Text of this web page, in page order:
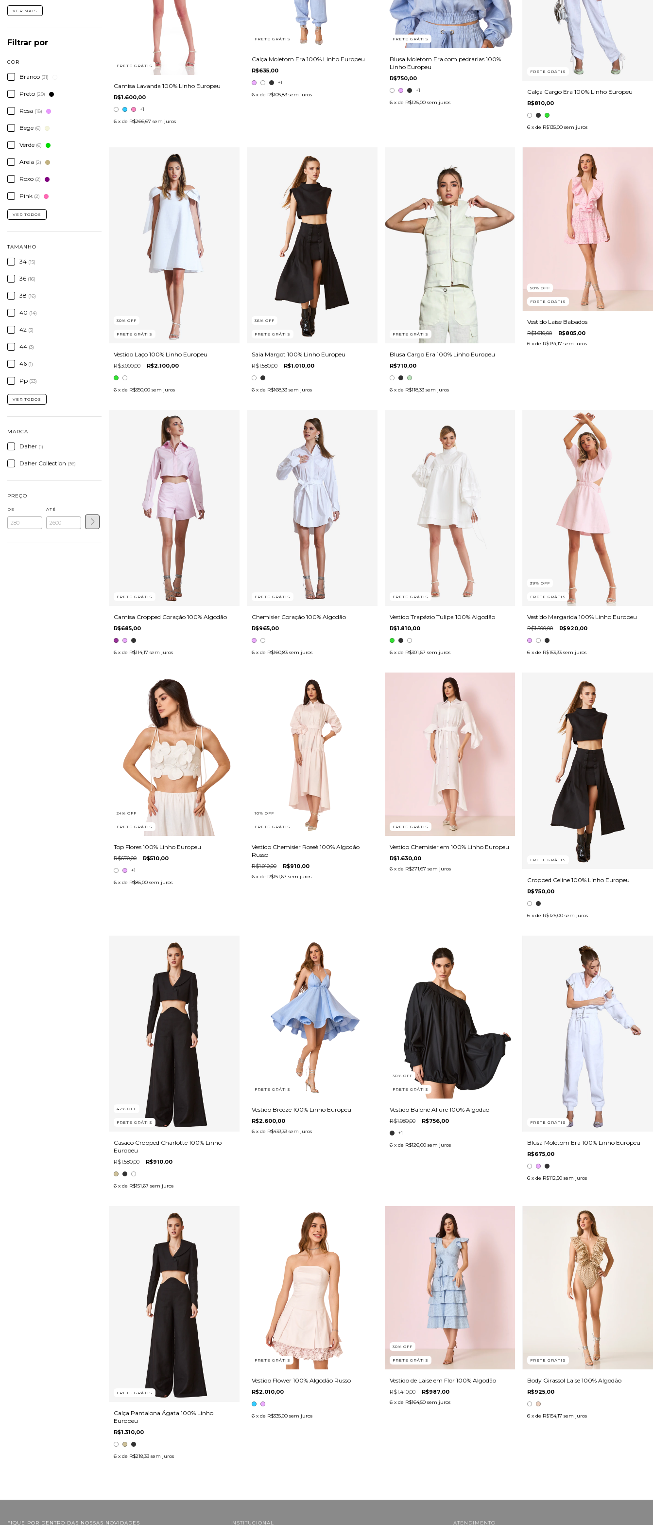
VER MAIS
Filtrar por
COR
Branco (31)
Preto (29)
Rosa (18)
Bege (6)
Verde (6)
Areia (2)
Roxo (2)
Pink (2)
VER TODOS
TAMANHO
34 (15)
36 (16)
38 (16)
40 (14)
42 (3)
44 (3)
46 (1)
Pp (33)
VER TODOS
MARCA
Daher (1)
Daher Collection (36)
PREÇO
DE ATÉ
FRETE GRÁTIS
Camisa Lavanda 100% Linho Europeu
R$1.600,00
+1
6 x de R$266,67 sem juros
FRETE GRÁTIS
Calça Moletom Era 100% Linho Europeu
R$635,00
+1
6 x de R$105,83 sem juros
FRETE GRÁTIS
Blusa Moletom Era com pedrarias 100%
Linho Europeu
R$750,00
+1
6 x de R$125,00 sem juros
FRETE GRÁTIS
Calça Cargo Era 100% Linho Europeu
R$810,00
6 x de R$135,00 sem juros
30% OFF
FRETE GRÁTIS
Vestido Laço 100% Linho Europeu
R$3.000,00 R$2.100,00
6 x de R$350,00 sem juros
36% OFF
FRETE GRÁTIS
Saia Margot 100% Linho Europeu
R$1.580,00 R$1.010,00
6 x de R$168,33 sem juros
FRETE GRÁTIS
Blusa Cargo Era 100% Linho Europeu
R$710,00
6 x de R$118,33 sem juros
50%OFF
FRETE GRÁTIS
Vestido Laise Babados
R$1.610,00 R$805,00
6 x de R$134,17 sem juros
FRETE GRÁTIS
Camisa Cropped Coração 100% Algodão
R$685,00
6 x de R$114,17 sem juros
FRETE GRÁTIS
Chemisier Coração 100% Algodão
R$965,00
6 x de R$160,83 sem juros
FRETE GRÁTIS
Vestido Trapézio Tulipa 100% Algodão
R$1.810,00
6 x de R$301,67 sem juros
39%OFF
FRETE GRÁTIS
Vestido Margarida 100% Linho Europeu
R$1.500,00 R$920,00
6 x de R$153,33 sem juros
24% OFF
FRETE GRÁTIS
Top Flores 100% Linho Europeu
R$670,00 R$510,00
+1
6 x de R$85,00 sem juros
10% OFF
FRETE GRÁTIS
Vestido Chemisier Roseè 100% Algodão
Russo
R$1.010,00 R$910,00
6 x de R$151,67 sem juros
FRETE GRÁTIS
Vestido Chemisier em 100% Linho Europeu
R$1.630,00
6 x de R$271,67 sem juros
FRETE GRÁTIS
Cropped Celine 100% Linho Europeu
R$750,00
6 x de R$125,00 sem juros
42% OFF
FRETE GRÁTIS
Casaco Cropped Charlotte 100% Linho
Europeu
R$1.580,00 R$910,00
6 x de R$151,67 sem juros
FRETE GRÁTIS
Vestido Breeze 100% Linho Europeu
R$2.600,00
6 x de R$433,33 sem juros
30% OFF
FRETE GRÁTIS
Vestido Balonê Allure 100% Algodão
R$1.080,00 R$756,00
+1
6 x de R$126,00 sem juros
FRETE GRÁTIS
Blusa Moletom Era 100% Linho Europeu
R$675,00
6 x de R$112,50 sem juros
FRETE GRÁTIS
Calça Pantalona Ágata 100% Linho
Europeu
R$1.310,00
6 x de R$218,33 sem juros
FRETE GRÁTIS
Vestido Flower 100% Algodão Russo
R$2.010,00
6 x de R$335,00 sem juros
30% OFF
FRETE GRÁTIS
Vestido de Laise em Flor 100% Algodão
R$1.410,00 R$987,00
6 x de R$164,50 sem juros
FRETE GRÁTIS
Body Girassol Laise 100% Algodão
R$925,00
6 x de R$154,17 sem juros
FIQUE POR DENTRO DAS NOSSAS NOVIDADES INSTITUCIONAL ATENDIMENTO